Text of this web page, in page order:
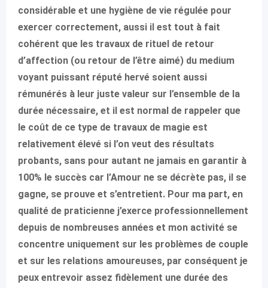
considérable et une hygiène de vie régulée pour
exercer correctement, aussi il est tout à fait
cohérent que les travaux de rituel de retour
d’affection (ou retour de l’être aimé) du medium
voyant puissant réputé hervé soient aussi
rémunérés à leur juste valeur sur l’ensemble de la
durée nécessaire, et il est normal de rappeler que
le coût de ce type de travaux de magie est
relativement élevé si l’on veut des résultats
probants, sans pour autant ne jamais en garantir à
100% le succès car l’Amour ne se décrète pas, il se
gagne, se prouve et s’entretient. Pour ma part, en
qualité de praticienne j’exerce professionnellement
depuis de nombreuses années et mon activité se
concentre uniquement sur les problèmes de couple
et sur les relations amoureuses, par conséquent je
peux entrevoir assez fidèlement une durée des